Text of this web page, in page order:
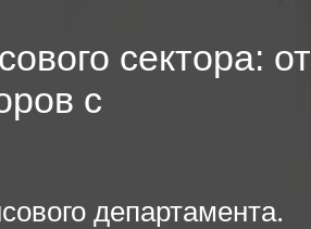
сектора: от
с
департамента.